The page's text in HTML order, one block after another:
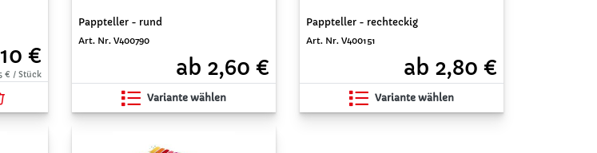
€
€ / Stück
Pappteller - rund
Art. Nr. V400790
ab 2,60 €
Variante wählen
Pappteller - rechteckig
Art. Nr. V400151
ab 2,80 €
Variante wählen